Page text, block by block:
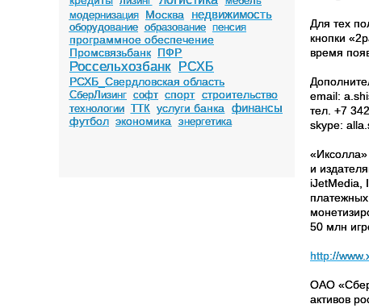
модернизация
Москва недвижимость
оборудование образование пенсия
программное обеспечение
Промсвязьбанк ПФР
Россельхозбанк РСХБ
РСХБ_Свердловская область
СберЛизинг софт спорт строительство
технологии ТТК услуги банка финансы
футбол экономика энергетика
Для тех
кнопки
время
email:
тел. +7
skype:
и
iJetMedia,
50 млн
http://
ОАО
активов